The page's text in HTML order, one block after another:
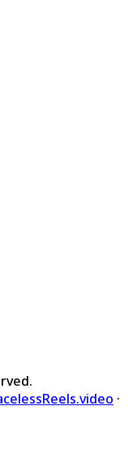
·